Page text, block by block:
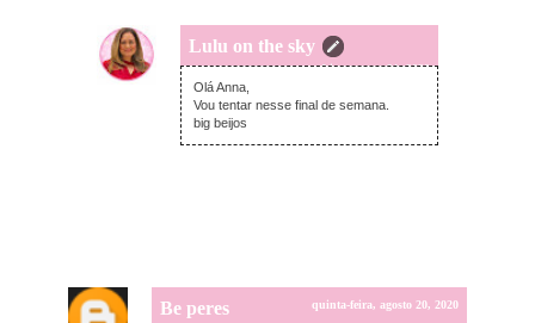
Lulu on the sky
sexta-feira, agosto 21, 2020
Olá Anna,
Vou tentar nesse final de semana.
big beijos
Be peres quinta-feira, agosto 20, 2020